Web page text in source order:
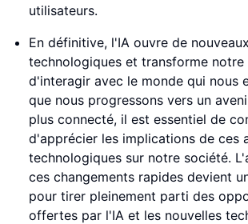
utilisateurs.
En définitive, l'IA ouvre de
technologiques et transforme notre
d'interagir avec le monde qui nous
que nous progressons vers un
plus connecté, il est essentiel de
d'apprécier les implications de ces
technologiques sur notre société.
ces changements rapides devient
pour tirer pleinement parti des
offertes par l'IA et les nouvelles